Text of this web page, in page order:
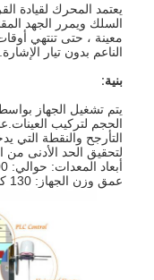
يعتمد المحرك لقيادة
السلك ويمرر الجهد
معينة ، حتى تنتهي
الناعم بدون تيار الإشارة.
بنية:
يتم تشغيل الجهاز
الحجم لتركيب
التأرجح والنقطة التي
لتحقيق الحد الأدنى من
عمق وزن الجهاز: 130 كجم